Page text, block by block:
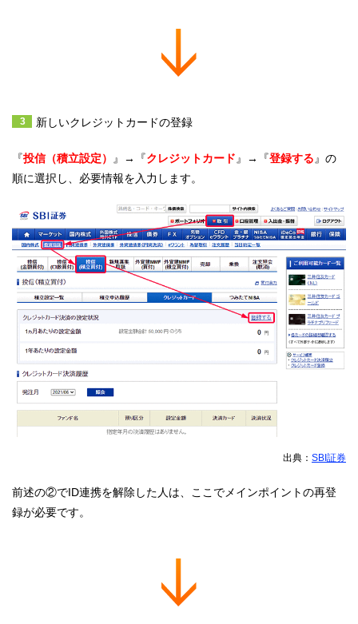
新しいクレジットカードの登録
『投信（積立設定） 』→『クレジットカード』→『登録する』の
順に選択し、必要情報を入力します。
出典： SBI証券
前述の②でID連携を解除した人は、ここでメインポイントの再登
録が必要です。